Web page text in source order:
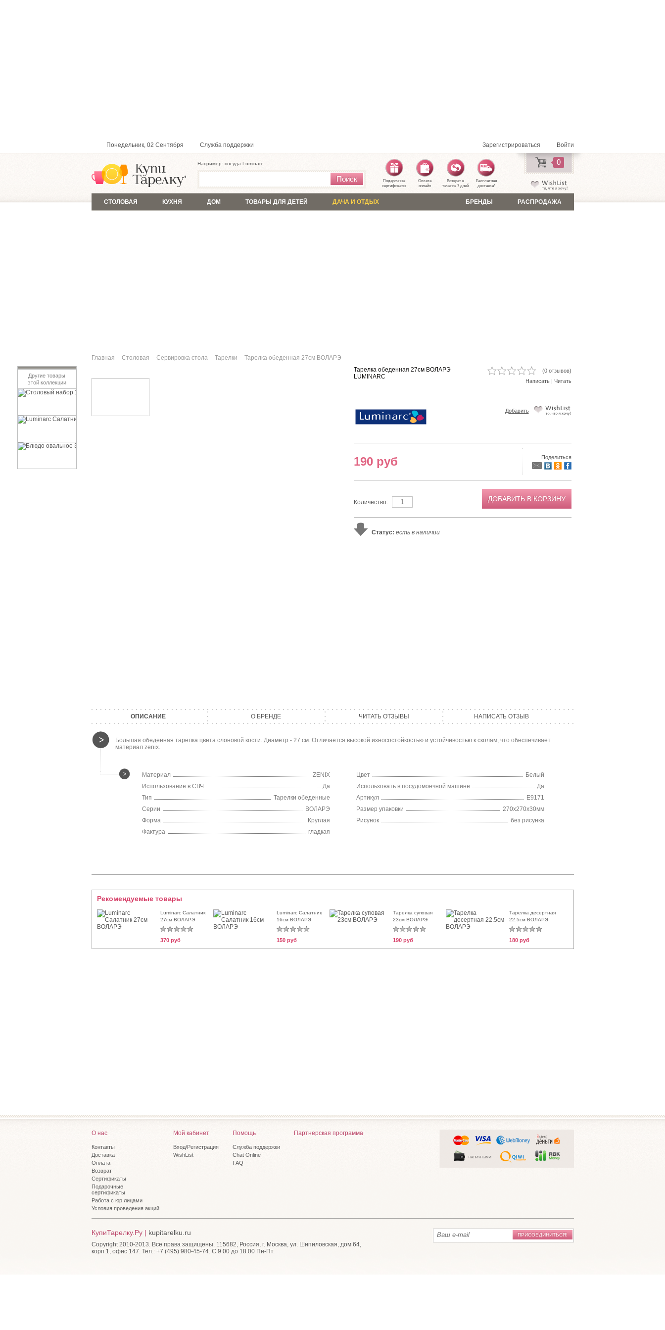
Понедельник, 02 Сентября Служба поддержки Зарегистрироваться Войти
0
Например: посуда Luminarc
Поиск
Подарочные
сертификаты
Оплата
онлайн
Возврат в
течение 7 дней
Бесплатная
доставка*
СТОЛОВАЯ КУХНЯ ДОМ ТОВАРЫ ДЛЯ ДЕТЕЙ ДАЧА И ОТДЫХ РАСПРОДАЖА
БРЕНДЫ
Главная - Столовая - Сервировка стола - Тарелки - Тарелка обеденная 27см ВОЛАРЭ
Другие товары
этой коллекции
Тарелка обеденная 27см ВОЛАРЭ
LUMINARC
(0 отзывов)
Написать| Читать
Добавить
190 руб Поделиться
Количество: ДОБАВИТЬ В КОРЗИНУ
Статус: есть в наличии
ОПИСАНИЕ О БРЕНДЕ ЧИТАТЬ ОТЗЫВЫ НАПИСАТЬ ОТЗЫВ
Большая обеденная тарелка цвета слоновой кости. Диаметр - 27 см. Отличается высокой износостойкостью и устойчивостью к сколам, что обеспечивает
материал zenix.
Материал ZENIX Цвет
Белый
Использование в СВЧ
Да Использовать в посудомоечной машине
Да
Тип
Тарелки обеденные Артикул
E9171
Серии
ВОЛАРЭ Размер упаковки
270x270x30мм
Форма
Круглая Рисунок
без рисунка
Фактура
гладкая
Рекомендуемые товары
Luminarc Салатник
27см ВОЛАРЭ
370 руб
Luminarc Салатник
16см ВОЛАРЭ
150 руб
Тарелка суповая
23см ВОЛАРЭ
190 руб
Тарелка десертная
22.5см ВОЛАРЭ
180 руб
О нас
Контакты
Доставка
Оплата
Возврат
Сертификаты
Подарочные
сертификаты
Работа с юр.лицами
Условия проведения акций
Мой кабинет
Вход/Регистрация
WishList
Помощь
Служба поддержки
Chat Online
FAQ
Партнерская программа
ПРИСОЕДИНИТЬСЯ!
КупиТарелку.Ру | kupitarelku.ru
Copyright 2010-2013. Все права защищены. 115682, Россия, г. Москва, ул. Шипиловская, дом 64,
корп.1, офис 147. Тел.: +7 (495) 980-45-74. С 9.00 до 18.00 Пн-Пт.